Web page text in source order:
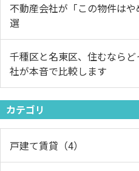
不動産会社が「この物件は
選
千種区と名東区、住むなら
社が本音で比較します
カテゴリ
戸建て賃貸（4）